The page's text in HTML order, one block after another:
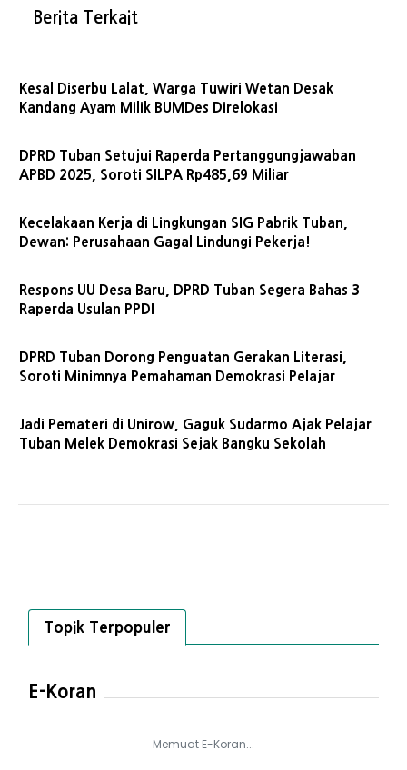
Berita Terkait
Kesal Diserbu Lalat, Warga Tuwiri Wetan Desak
Kandang Ayam Milik BUMDes Direlokasi
DPRD Tuban Setujui Raperda Pertanggungjawaban
APBD 2025, Soroti SILPA Rp485,69 Miliar
Kecelakaan Kerja di Lingkungan SIG Pabrik Tuban,
Dewan: Perusahaan Gagal Lindungi Pekerja!
Respons UU Desa Baru, DPRD Tuban Segera Bahas 3
Raperda Usulan PPDI
DPRD Tuban Dorong Penguatan Gerakan Literasi,
Soroti Minimnya Pemahaman Demokrasi Pelajar
Jadi Pemateri di Unirow, Gaguk Sudarmo Ajak Pelajar
Tuban Melek Demokrasi Sejak Bangku Sekolah
Topik Terpopuler
E-Koran
Memuat E-Koran...